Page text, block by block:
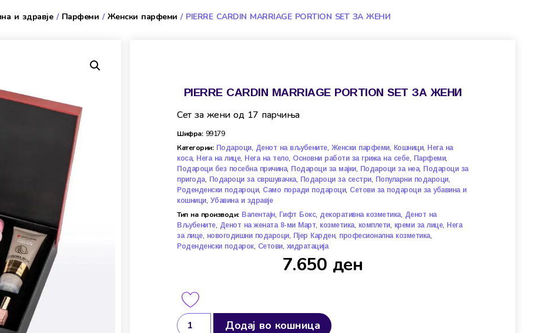
и здравје/ Парфеми / Женски парфеми / PIERRE CARDIN MARRIAGE PORTION SET ЗА ЖЕНИ
PIERRE CARDIN MARRIAGE PORTION SET ЗА ЖЕНИ
Сет за жени од 17 парчиња
Шифра: 99179
Категории: Подароци, Денот на вљубените, Женски парфеми, Кошници, Нега на
коса, Нега на лице, Нега на тело, Основни работи за грижа на себе, Парфеми,
Подароци без посебна причина, Подароци за мајки, Подароци за неа, Подароци за
пригода, Подароци за свршувачка, Подароци за сестри, Популарни подароци,
Роденденски подароци, Само поради подароци, Сетови за подароци за убавина и
кошници, Убавина и здравје
Тип на производи: Валентајн, Гифт Бокс, декоративна козметика, Денот на
Вљубените, Денот на жената 8-ми Март, козметика, комплети, креми за лице, Нега
за лице, новогодишни подароци, Пјер Карден, професионална козметика,
Роденденски подарок, Сетови, хидратација
7.650 ден
Додај во кошница